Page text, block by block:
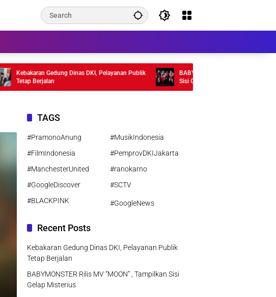
Kebakaran Gedung Dinas DKI, Pelayanan Publik
Tetap Berjalan
BABYMONSTER Rilis MV “MOON” ,
Sisi Gelap Misterius
TAGS
#PramonoAnung
#MusikIndonesia
#FilmIndonesia
#PemprovDKIJakarta
#ManchesterUnited
#ranokarno
#GoogleDiscover
#SCTV
#BLACKPINK
#GoogleNews
Recent Posts
Kebakaran Gedung Dinas DKI, Pelayanan Publik
Tetap Berjalan
BABYMONSTER Rilis MV “MOON” , Tampilkan Sisi
Gelap Misterius